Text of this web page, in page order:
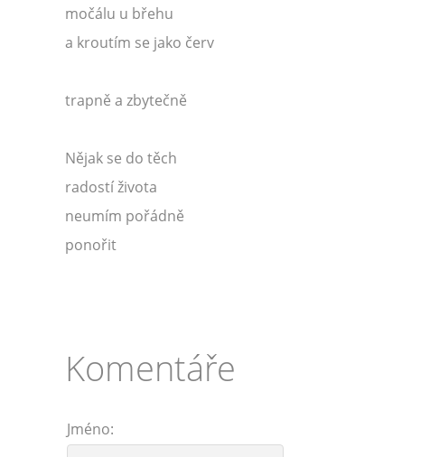
močálu u břehu
a kroutím se jako červ
trapně a zbytečně
Nějak se do těch
radostí života
neumím pořádně
ponořit
Komentáře
Jméno: